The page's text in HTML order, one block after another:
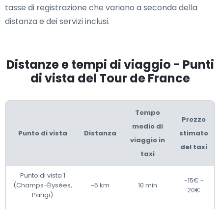
tasse di registrazione che variano a seconda della
distanza e dei servizi inclusi.
Distanze e tempi di viaggio - Punti
di vista del Tour de France
Punto di vista Distanza
Tempo
medio di
viaggio in
taxi
Prezzo
stimato
del taxi
Punto di vista 1
(Champs-Élysées,
Parigi)
~5 km 10 min
~15€ -
20€